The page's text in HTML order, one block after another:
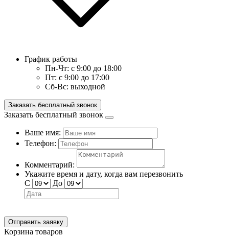
График работы
Пн-Чт: с 9:00 до 18:00
Пт: с 9:00 до 17:00
Сб-Вс: выходной
Заказать бесплатный звонок
Заказать бесплатный звонок
Ваше имя:
Телефон:
Комментарий:
Укажите время и дату, когда вам перезвонить
С
До
Отправить заявку
Корзина товаров